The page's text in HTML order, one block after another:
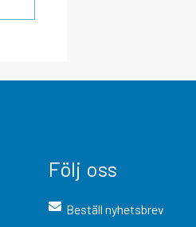
Följ oss
Beställ nyhetsbrev